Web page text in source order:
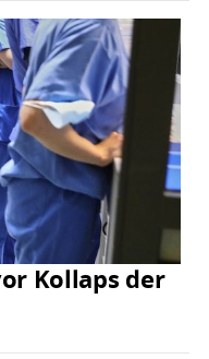
Kollaps der